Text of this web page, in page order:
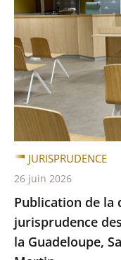
Publication de la
jurisprudence
la Guadeloupe,
JURISPRUDENCE
26 juin 2026